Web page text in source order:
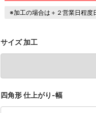
※加工の場合は＋２営業日程度
サイズ 加工
四角形 仕上がり-幅